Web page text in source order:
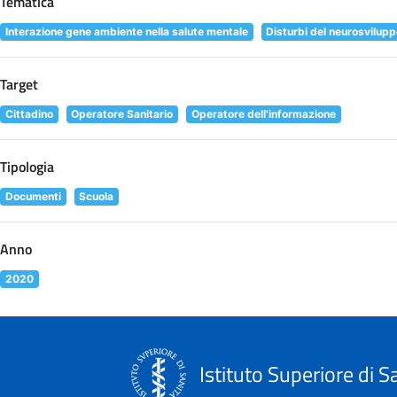
Interazione gene ambiente nella salute mentale Disturbi del
Target
Cittadino Operatore Sanitario Operatore dell'informazione
Tipologia
Documenti Scuola
Anno
2020
Istituto Superiore di